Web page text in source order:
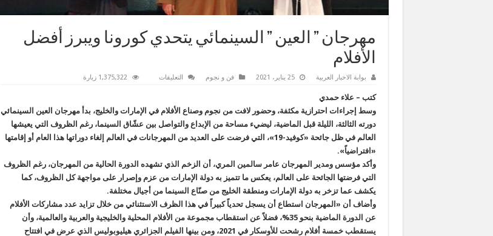
مهرجان ” العين ” السينمائي يتحدي كورونا ويبرز أفضل
الأفلام
بوابة الاخبار العربية 25 يناير، 2021 فن و نجوم التعليقات
”
السينمائي
يتحدي
كورونا
ويبرز
مغلقة
1,375,322 زيارة
كتب – علاء حمدي
وسط إجراءات احترازية مكثفة، وحضور لافت من نجوم وصناع الأفلام في الإمارات والخليج، بدأ مهرجان العين السينمائي
دورته الثالثة، الليلة قبل الماضية، ليضيء مساحة من الإبداع والتواصل بين عشّاق السينما، رغم الظروف التي يعيشها
العالم في ظل جائحة «كوفيد-19»، التي فرضت على العديد من المهرجانات في العالم إلغاء دوراتها هذا العام أو إقامتها
«افتراضياً».
وأكد مؤسس ومدير المهرجان عامر سالمين المري، أن الزخم الذي تشهده الدورة الحالية من المهرجان، رغم الظروف
التي فرضتها الجائحة على العالم، يعكس ما تتميز به دولة الإمارات من عزم وإصرار على مواجهة كل الظروف، كما
يكشف عما تزخر به دولة الإمارات ومنطقة الخليج من صنّاع السينما من أجيال مختلفة.
وأضاف أن «المهرجان استطاع أن يسجل تحدياً كبيراً في هذا الظرف الاستثنائي من خلال تزايد عدد مشاركات الأفلام
عن الدورة الماضية بنحو 35%، فضلاً عن استقطاب مجموعة من الأفلام المحلية والخليجية والعربية والعالمية، وأن
يستقطب خمسة أفلام رشحت للأوسكار في 2021، ومن بينها الفيلم الجزائري هيليوبوليس الذي عرض في افتتاح